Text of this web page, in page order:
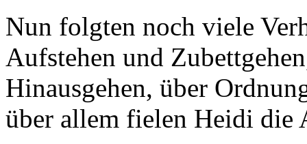
Nun folgten noch viele
Aufstehen und
Hinausgehen, über
über allem fielen Heidi